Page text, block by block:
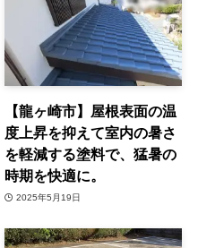
【龍ヶ崎市】屋根表面の温
度上昇を抑えて室内の暑さ
を軽減する塗料で、猛暑の
時期を快適に。
2025年5月19日